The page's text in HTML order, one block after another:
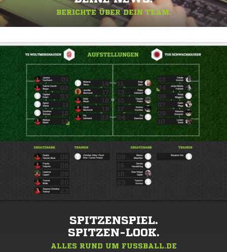
BERICHTE ÜBER DEIN TEAM.
SPITZENSPIEL.
SPITZEN-LOOK.
ALLES RUND UM FUSSBALL.DE